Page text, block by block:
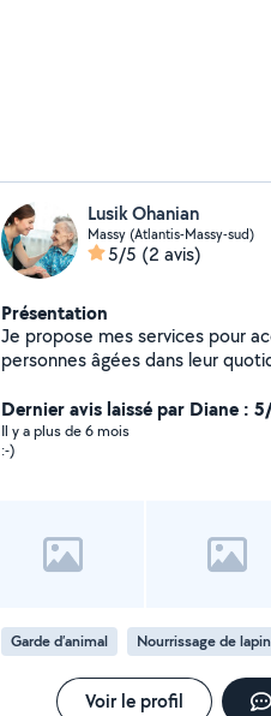
Lusik Ohanian
Massy (Atlantis-Massy-sud)
5/5 (2 avis)
Présentation
Je propose mes services pour
personnes âgées dans leur
recommandations, je sais faire
de bienveillance pour assurer un
besoins de chaque personne. Je me tiens à votre
Dernier avis laissé par Diane :
Il y a plus de 6 mois
:-)
Garde d’animal Nourrissage de lapin
Voir le profil